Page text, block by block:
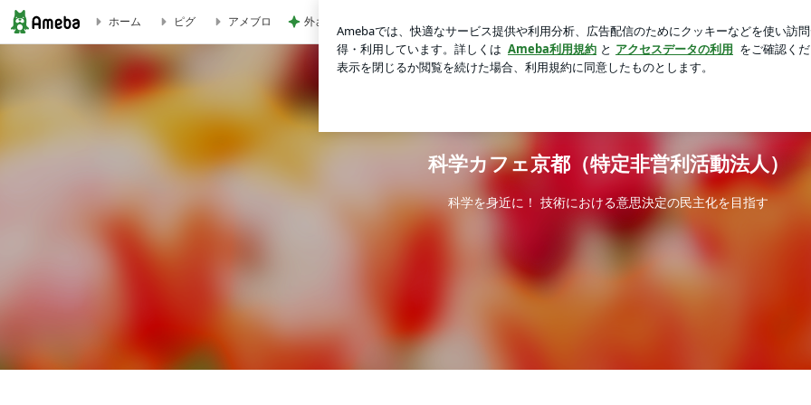
松田卓也（宇宙物理学） | 科学カフェ京都（特定非営利活動法人）
ホーム ピグ アメブロ 外さっくり中ふんわりなビスケット
科学カフェ京都（特定非営利活動法人）
科学を身近に！ 技術における意思決定の民主化を目指す